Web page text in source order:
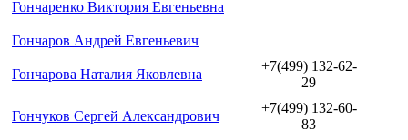
Гончаренко Виктория Евгеньевна
Гончаров Андрей Евгеньевич
Гончарова Наталия Яковлевна
+7(499) 132-62-
29
Гончуков Сергей Александрович
+7(499) 132-60-
83